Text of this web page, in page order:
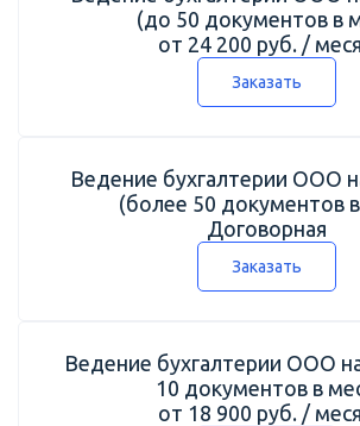
(до 50 документов в
от 24 200 руб. /
Заказать
Ведение бухгалтерии ООО
(более 50 документов
Договорная
Заказать
Ведение бухгалтерии ООО
10 документов в
от 18 900 руб. /